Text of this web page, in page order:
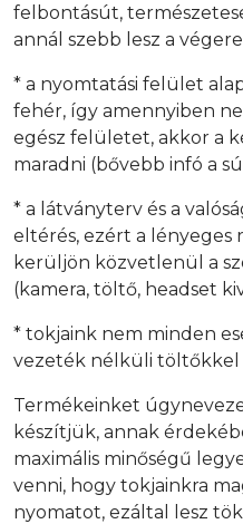
felbontásút,
annál szebb lesz a
* a nyomtatási felület
fehér, így amennyiben
egész felületet, akkor a
maradni (bővebb infó a
* a látványterv és a
eltérés, ezért a lényeges
kerüljön közvetlenül a
(kamera, töltő, headset
* tokjaink nem minden
vezeték nélküli töltőkkel
Termékeinket
készítjük, annak
maximális minőségű
venni, hogy tokjainkra
nyomatot, ezáltal lesz